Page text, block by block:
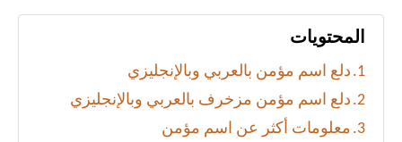
المحتويات
دلع اسم مؤمن بالعربي وبالإنجليزي
دلع اسم مؤمن مزخرف بالعربي وبالإنجليزي
معلومات أكثر عن اسم مؤمن